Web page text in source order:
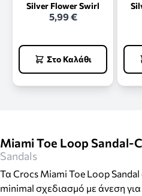
Silver Flower Swirl
5,99 €
Στο Καλάθι
Miami Toe Loop Sandal-
Sandals
Τα Crocs Miami Toe Loop
minimal σχεδιασμό με άνεση